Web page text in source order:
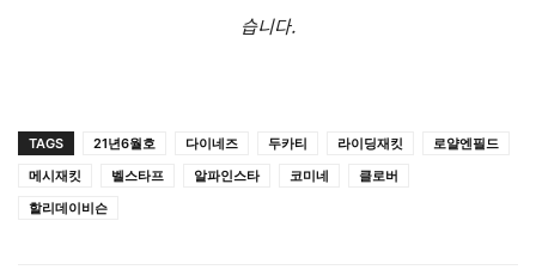
습니다.
TAGS 21년6월호 다이네즈 두카티 라이딩재킷
로얄엔필드
메시재킷
벨스타프 알파인스타 코미네
클로버
할리데이비슨